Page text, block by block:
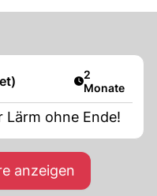
Artikel
2
Monate
Lärm ohne Ende!
anzeigen